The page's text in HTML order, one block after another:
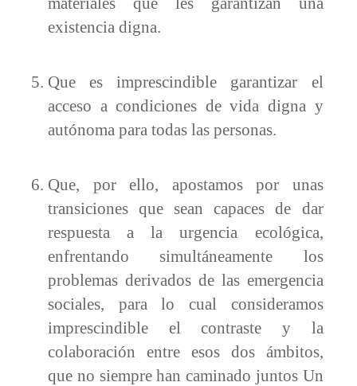
existencia digna.
Que es imprescindible garantizar el
acceso a condiciones de vida digna y
autónoma para todas las personas.
Que, por ello, apostamos por unas
transiciones que sean capaces de dar
respuesta a la urgencia ecológica,
enfrentando simultáneamente los
problemas derivados de las emergencia
sociales, para lo cual consideramos
imprescindible el contraste y la
colaboración entre esos dos ámbitos,
que no siempre han caminado juntos Un